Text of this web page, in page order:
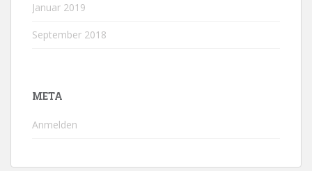
Januar 2019
September 2018
META
Anmelden